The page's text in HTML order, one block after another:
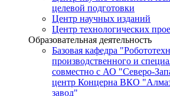
целевой подготовки
Центр научных изданий
Центр технологических
Образовательная деятельность
Базовая кафедра
производственного и
совместно с АО "Северо-
центр Концерна ВКО
завод"